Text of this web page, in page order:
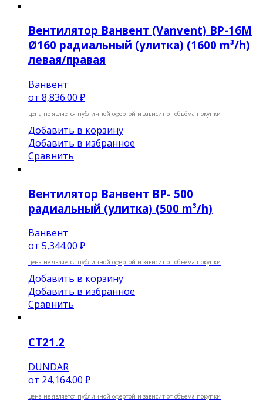
Вентилятор Ванвент (Vanvent) ВР-16М
Ø160 радиальный (улитка) (1600 m³/h)
левая/правая
Ванвент
от 8,836.00 ₽
цена не является публичной офертой и зависит от объёма покупки
Добавить в корзину
Добавить в избранное
Сравнить
Вентилятор Ванвент BP- 500
радиальный (улитка) (500 m³/h)
Ванвент
от 5,344.00 ₽
цена не является публичной офертой и зависит от объёма покупки
Добавить в корзину
Добавить в избранное
Сравнить
CT21.2
DUNDAR
от 24,164.00 ₽
цена не является публичной офертой и зависит от объёма покупки